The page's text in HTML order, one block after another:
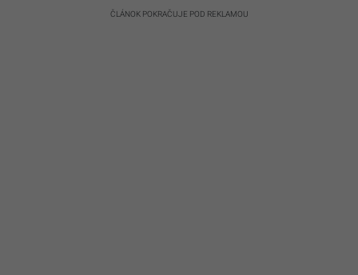
ČLÁNOK POKRAČUJE POD REKLAMOU